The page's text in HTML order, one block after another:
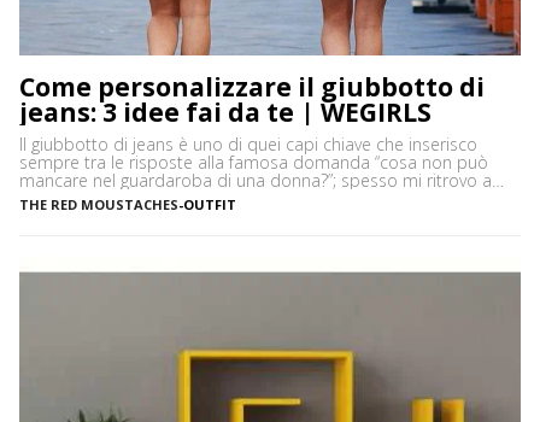
Come personalizzare il giubbotto di
jeans: 3 idee fai da te | WEGIRLS
Il giubbotto di jeans è uno di quei capi chiave che inserisco
sempre tra le risposte alla famosa domanda “cosa non può
mancare nel guardaroba di una donna?”; spesso mi ritrovo a
cercare tra le bancarelle dei mercatini vintage/second hand il
classico della Levi’s, i modelli dalla vestibilità over sono in
THE RED MOUSTACHES-OUTFIT